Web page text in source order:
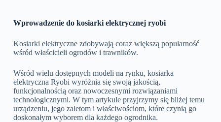
Wprowadzenie do kosiarki elektrycznej ryobi
Kosiarki elektryczne zdobywają coraz większą popularność
wśród właścicieli ogrodów i trawników.
Wśród wielu dostępnych modeli na rynku, kosiarka
elektryczna Ryobi wyróżnia się swoją jakością,
funkcjonalnością oraz nowoczesnymi rozwiązaniami
technologicznymi. W tym artykule przyjrzymy się bliżej temu
urządzeniu, jego zaletom i właściwościom, które czynią go
doskonałym wyborem dla każdego ogrodnika.